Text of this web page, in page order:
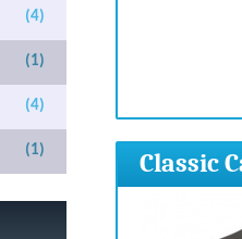
(4)
(1)
(4)
(1) Classic